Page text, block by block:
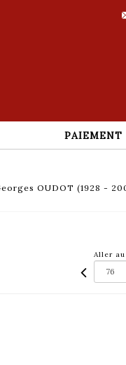
PAIEMENT
OUDOT (1928 -
Aller